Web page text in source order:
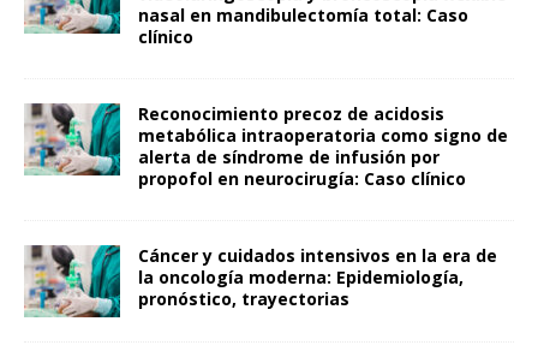
nasal en mandibulectomía total: Caso
clínico
Reconocimiento precoz de acidosis
metabólica intraoperatoria como signo de
alerta de síndrome de infusión por
propofol en neurocirugía: Caso clínico
Cáncer y cuidados intensivos en la era de
la oncología moderna: Epidemiología,
pronóstico, trayectorias